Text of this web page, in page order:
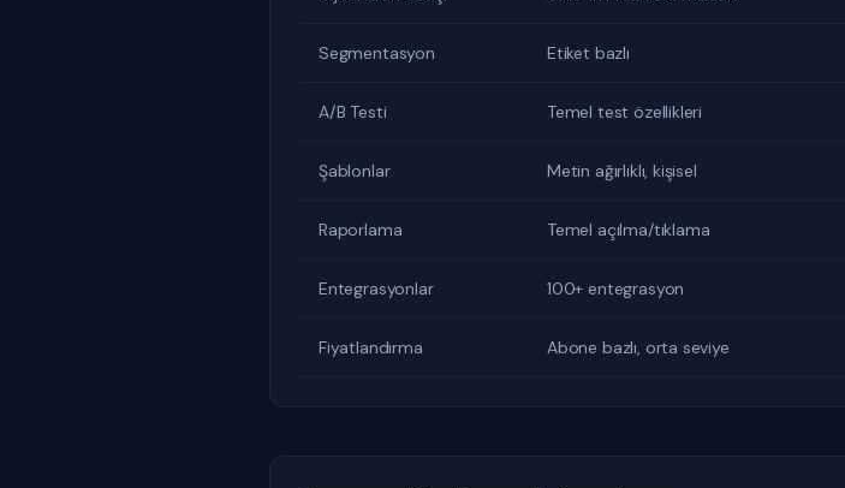
Segmentasyon Etiket bazlı
A/B Testi Temel test özellikleri
Şablonlar Metin ağırlıklı, kişisel
Raporlama Temel açılma/tıklama
Entegrasyonlar 100+ entegrasyon
Fiyatlandırma Abone bazlı, orta seviye